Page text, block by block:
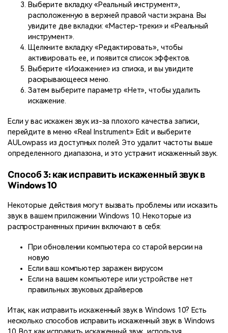
Выберите вкладку «Реальный инструмент»,
расположенную в верхней правой части экрана. Вы
увидите две вкладки: «Мастер-треки» и «Реальный
инструмент».
Щелкните вкладку «Редактировать», чтобы
активировать ее, и появится список эффектов.
Выберите «Искажение» из списка, и вы увидите
раскрывающееся меню.
Затем выберите параметр «Нет», чтобы удалить
искажение.
Если у вас искажен звук из-за плохого качества записи,
перейдите в меню «Real Instrument» Edit и выберите
AULowpass из доступных полей. Это удалит частоты выше
определенного диапазона, и это устранит искаженный звук.
Способ 3: как исправить искаженный звук в
Windows 10
Некоторые действия могут вызвать проблемы или исказить
звук в вашем приложении Windows 10. Некоторые из
распространенных причин включают в себя:
При обновлении компьютера со старой версии на
новую
Если ваш компьютер заражен вирусом
Если на вашем компьютере или устройстве нет
правильных звуковых драйверов
Итак, как исправить искаженный звук в Windows 10? Есть
несколько способов исправить искаженный звук в Windows